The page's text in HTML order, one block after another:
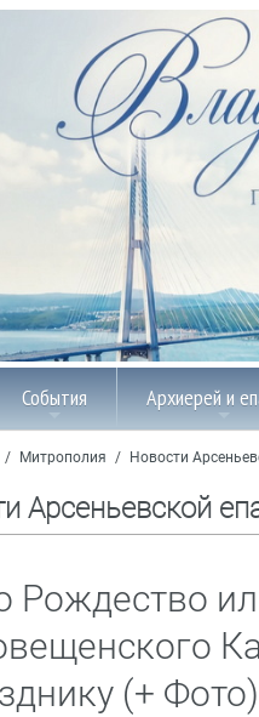
События Архиерей и
/ Митрополия / Новости
Арсеньевской
Рождество
(+ Фото)